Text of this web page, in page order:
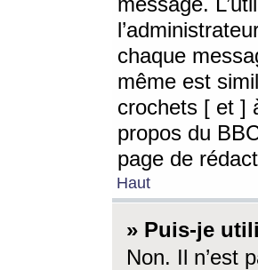
chaque
même est
crochets [ et ]
propos du
page de
Haut
» Puis-je
Non. Il n’est